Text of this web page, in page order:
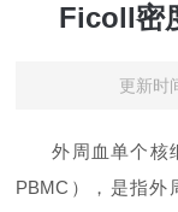
Ficoll密
更新
外周血单个核
PBMC），是指外